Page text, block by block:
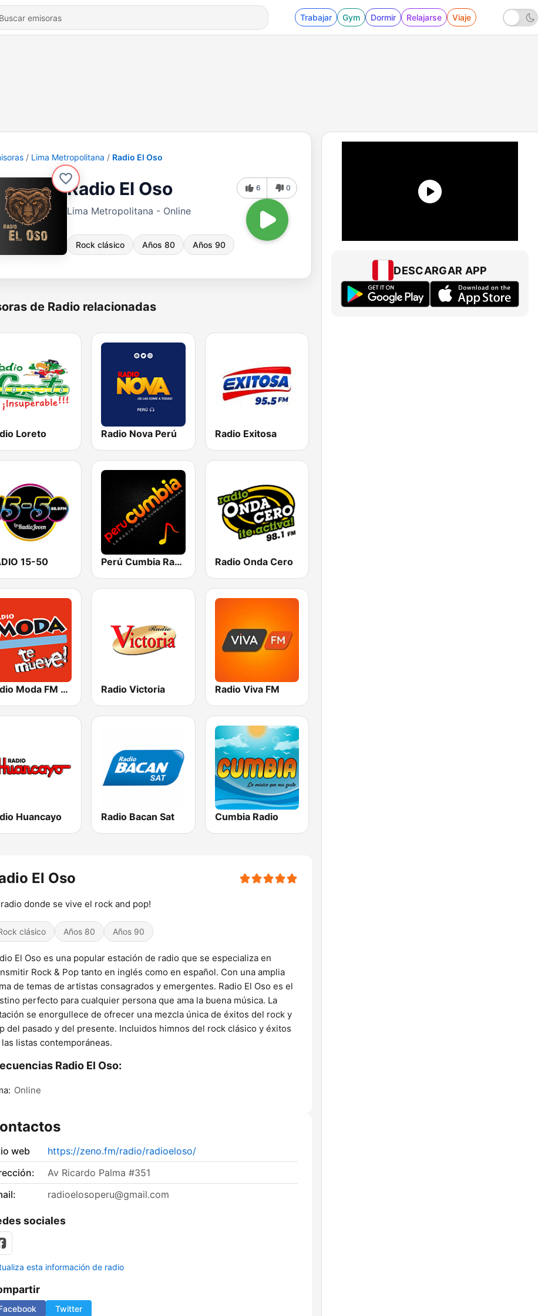
Trabajar Gym Dormir Relajarse Viaje
Lima Metropolitana Radio El Oso
Radio El Oso
Lima Metropolitana - Online
Rock clásico Años 80 Años 90
6 0
de Radio relacionadas
Loreto Radio Nova Perú Radio Exitosa
15-50 Perú Cumbia Radio Radio Onda Cero
Radio Moda FM 97.3 Radio Victoria Radio Viva FM
Huancayo Radio Bacan Sat Cumbia Radio
El Oso
radio donde se vive el rock and pop!
clásico Años 80 Años 90
El Oso es una popular estación de radio que se especializa en
Rock & Pop tanto en inglés como en español. Con una amplia
de temas de artistas consagrados y emergentes. Radio El Oso es el
perfecto para cualquier persona que ama la buena música. La
se enorgullece de ofrecer una mezcla única de éxitos del rock y
del pasado y del presente. Incluidos himnos del rock clásico y éxitos
listas contemporáneas.
Radio El Oso:
Online
web
https://zeno.fm/radio/radioeloso/
Av Ricardo Palma #351
radioelosoperu@gmail.com
sociales
esta información de radio
Twitter
DESCARGAR APP